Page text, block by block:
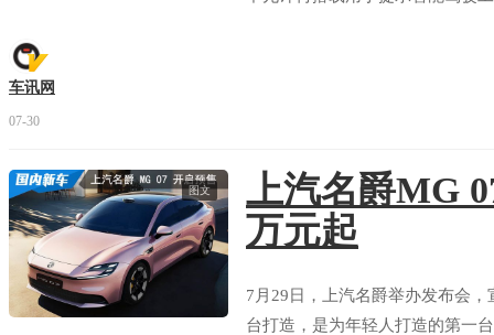
车讯网
07-30
图文
上汽名爵MG
万元起
7月29日，上汽名爵举办发布会
台打造，是为年轻人打造的第一
全部拆解 启辰 大V DDi
大众 朗逸